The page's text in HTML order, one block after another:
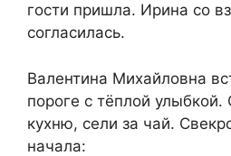
гости пришла. Ирина со
согласилась.
Валентина Михайловна
пороге с тёплой
кухню, сели за чай.
начала: